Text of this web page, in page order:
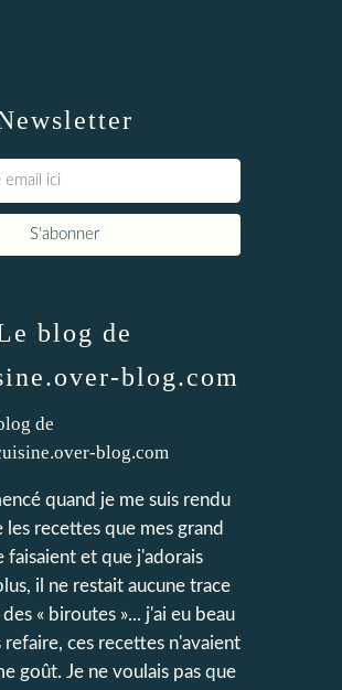
blog de
blog.com
quand je me suis rendu
recettes que mes grand
faisaient et que j'adorais
il ne restait aucune trace
« biroutes »... j'ai eu beau
refaire, ces recettes n'avaient
goût. Je ne voulais pas que